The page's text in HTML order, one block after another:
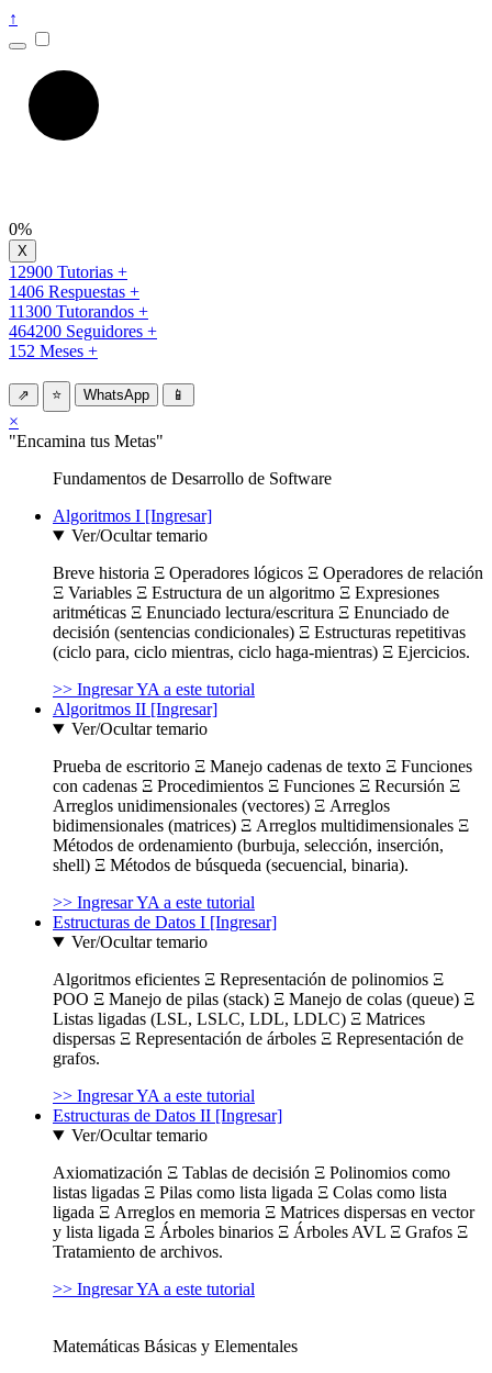
↑
0%
12900 Tutorias +
1406 Respuestas +
11300 Tutorandos +
464200 Seguidores +
152 Meses +
⇗ ⭐ WhatsApp 📱
×
"Encamina tus Metas"
Fundamentos de Desarrollo de Software
Algoritmos I [Ingresar]
Ver/Ocultar temario
Breve historia Ξ Operadores lógicos Ξ Operadores de relación
Ξ Variables Ξ Estructura de un algoritmo Ξ Expresiones
aritméticas Ξ Enunciado lectura/escritura Ξ Enunciado de
decisión (sentencias condicionales) Ξ Estructuras repetitivas
(ciclo para, ciclo mientras, ciclo haga-mientras) Ξ Ejercicios.
>> Ingresar YA a este tutorial
Algoritmos II [Ingresar]
Ver/Ocultar temario
Prueba de escritorio Ξ Manejo cadenas de texto Ξ Funciones
con cadenas Ξ Procedimientos Ξ Funciones Ξ Recursión Ξ
Arreglos unidimensionales (vectores) Ξ Arreglos
bidimensionales (matrices) Ξ Arreglos multidimensionales Ξ
Métodos de ordenamiento (burbuja, selección, inserción,
shell) Ξ Métodos de búsqueda (secuencial, binaria).
>> Ingresar YA a este tutorial
Estructuras de Datos I [Ingresar]
Ver/Ocultar temario
Algoritmos eficientes Ξ Representación de polinomios Ξ
POO Ξ Manejo de pilas (stack) Ξ Manejo de colas (queue) Ξ
Listas ligadas (LSL, LSLC, LDL, LDLC) Ξ Matrices
dispersas Ξ Representación de árboles Ξ Representación de
grafos.
>> Ingresar YA a este tutorial
Estructuras de Datos II [Ingresar]
Ver/Ocultar temario
Axiomatización Ξ Tablas de decisión Ξ Polinomios como
listas ligadas Ξ Pilas como lista ligada Ξ Colas como lista
ligada Ξ Arreglos en memoria Ξ Matrices dispersas en vector
y lista ligada Ξ Árboles binarios Ξ Árboles AVL Ξ Grafos Ξ
Tratamiento de archivos.
>> Ingresar YA a este tutorial
Matemáticas Básicas y Elementales